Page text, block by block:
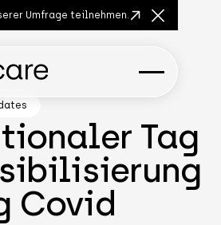
Umfrage teilnehmen.
Close
Tag
Covid